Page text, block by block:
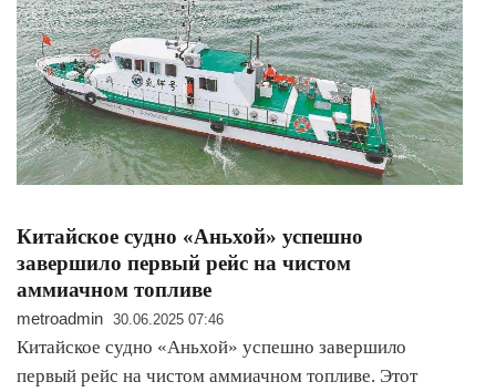
Китайское судно «Аньхой» успешно
завершило первый рейс на чистом
аммиачном топливе
metroadmin 30.06.2025 07:46
Китайское судно «Аньхой» успешно завершило
первый рейс на чистом аммиачном топливе. Этот